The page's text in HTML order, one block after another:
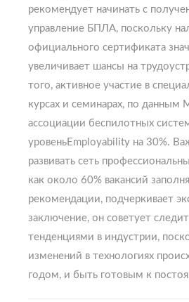
рекомендует начинать с
управление БПЛА, поскольку
официального сертификата
увеличивает шансы на
того, активное участие в
курсах и семинарах, по данным
ассоциации беспилотных
уровеньEmployability на 30%.
развивать сеть
как около 60% вакансий
рекомендации, подчеркивает
заключение, он советует
тенденциями в индустрии,
изменений в технологиях
годом, и быть готовым к